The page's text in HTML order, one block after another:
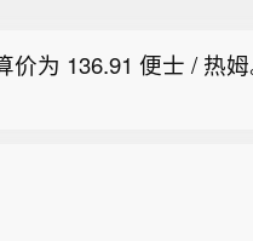
为 136.91 便士 / 热姆